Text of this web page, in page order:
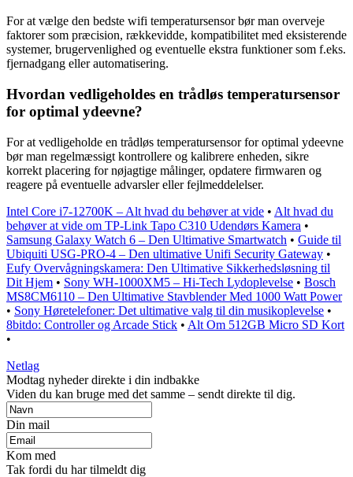
For at vælge den bedste wifi temperatursensor bør man overveje
faktorer som præcision, rækkevidde, kompatibilitet med eksisterende
systemer, brugervenlighed og eventuelle ekstra funktioner som f.eks.
fjernadgang eller automatisering.
Hvordan vedligeholdes en trådløs temperatursensor
for optimal ydeevne?
For at vedligeholde en trådløs temperatursensor for optimal ydeevne
bør man regelmæssigt kontrollere og kalibrere enheden, sikre
korrekt placering for nøjagtige målinger, opdatere firmwaren og
reagere på eventuelle advarsler eller fejlmeddelelser.
Intel Core i7-12700K – Alt hvad du behøver at vide • Alt hvad du
behøver at vide om TP-Link Tapo C310 Udendørs Kamera •
Samsung Galaxy Watch 6 – Den Ultimative Smartwatch • Guide til
Ubiquiti USG-PRO-4 – Den ultimative Unifi Security Gateway •
Eufy Overvågningskamera: Den Ultimative Sikkerhedsløsning til
Dit Hjem • Sony WH-1000XM5 – Hi-Tech Lydoplevelse • Bosch
MS8CM6110 – Den Ultimative Stavblender Med 1000 Watt Power
• Sony Høretelefoner: Det ultimative valg til din musikoplevelse •
8bitdo: Controller og Arcade Stick • Alt Om 512GB Micro SD Kort
•
Netlag
Modtag nyheder direkte i din indbakke
Viden du kan bruge med det samme – sendt direkte til dig.
Din mail
Kom med
Tak fordi du har tilmeldt dig